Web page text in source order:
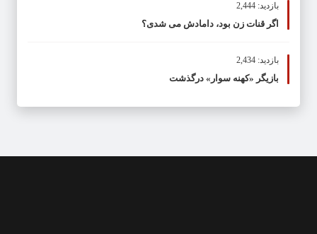
بازدید: 2,444
اگر قنات زن بود، دامادش می شدی؟
بازدید: 2,434
بازیگر «کهنه سوار» درگذشت